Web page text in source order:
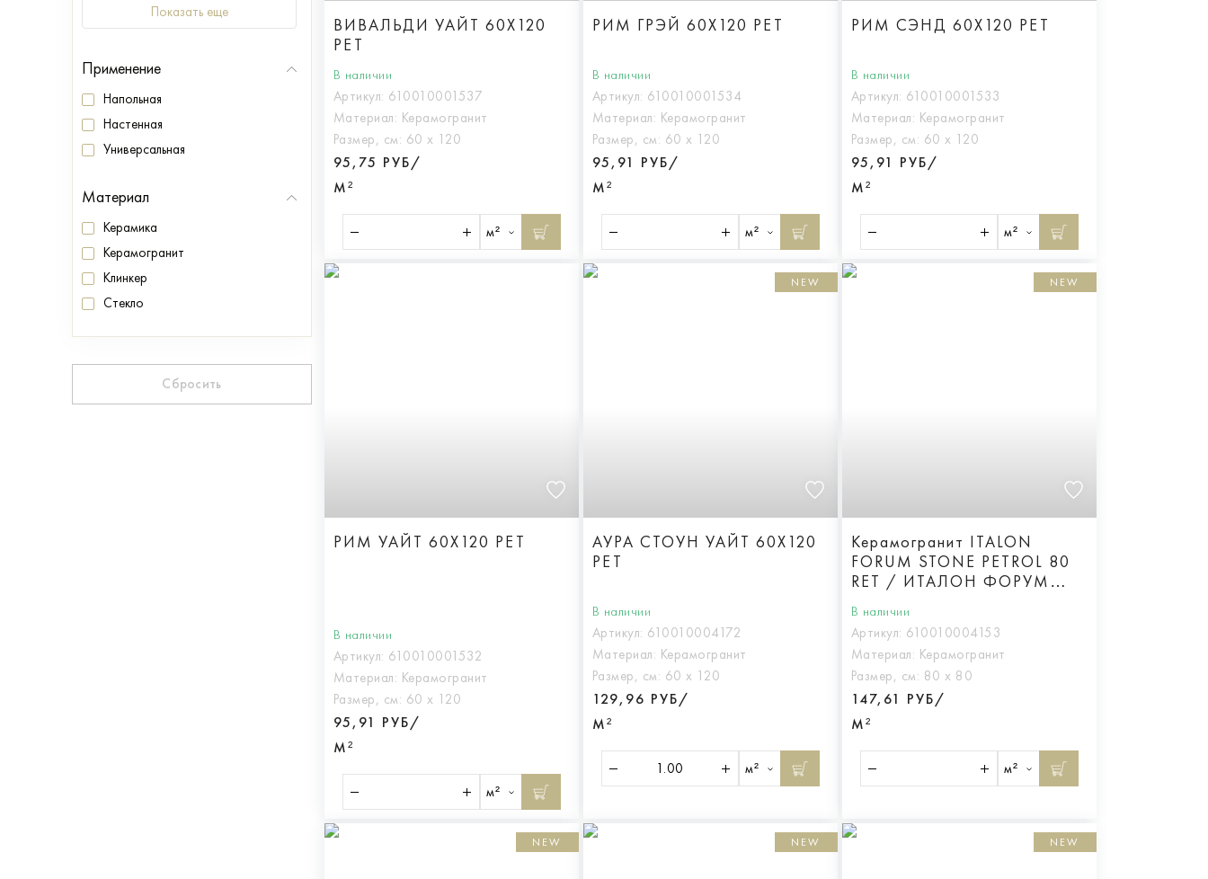
Показать еще
Применение
Напольная
Настенная
Универсальная
Материал
Керамика
Керамогранит
Клинкер
Стекло
Сбросить
ВИВАЛЬДИ УАЙТ 60X120
РЕТ
В наличии
Артикул: 610010001537
Материал: Керамогранит
Размер, см: 60 х 120
95,75 РУБ/
М²
м²
РИМ ГРЭЙ 60X120 РЕТ
В наличии
Артикул: 610010001534
Материал: Керамогранит
Размер, см: 60 х 120
95,91 РУБ/
М²
м²
РИМ СЭНД 60X120 РЕТ
В наличии
Артикул: 610010001533
Материал: Керамогранит
Размер, см: 60 х 120
95,91 РУБ/
М²
м²
РИМ УАЙТ 60X120 РЕТ
В наличии
Артикул: 610010001532
Материал: Керамогранит
Размер, см: 60 х 120
95,91 РУБ/
М²
м²
NEW
АУРА СТОУН УАЙТ 60X120
РЕТ
В наличии
Артикул: 610010004172
Материал: Керамогранит
Размер, см: 60 х 120
129,96 РУБ/
М²
м²
NEW
Керамогранит ITALON
FORUM STONE PETROL 80
RET / ИТАЛОН ФОРУМ
СТОУН ПЕТРОЛ 80 РЕТ,
арт.610010004153
В наличии
Артикул: 610010004153
Материал: Керамогранит
Размер, см: 80 х 80
147,61 РУБ/
М²
м²
NEW NEW NEW